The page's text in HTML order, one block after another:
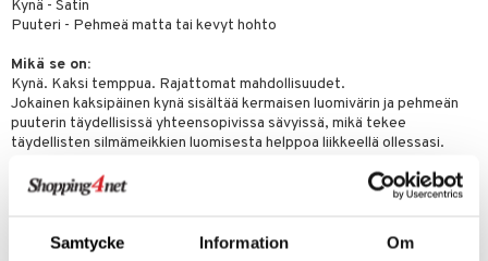
Samtycke Information Om
Kynä - Satin
Puuteri - Pehmeä matta tai kevyt hohto
Mikä se on:
Kynä. Kaksi temppua. Rajattomat mahdollisuudet.
Jokainen kaksipäinen kynä sisältää kermaisen luomivärin ja pehmeän
puuterin täydellisissä yhteensopivissa sävyissä, mikä tekee
täydellisten silmämeikkien luomisesta helppoa liikkeellä ollessasi.
Mitä se tekee:
missä tahansa.